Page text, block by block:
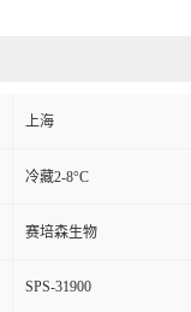
上海
冷藏2-8°C
赛培森生物
SPS-31900